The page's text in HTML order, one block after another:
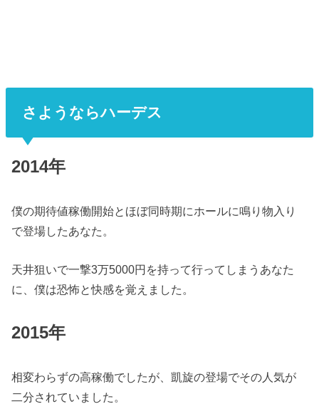
さようならハーデス
2014年
僕の期待値稼働開始とほぼ同時期にホールに鳴り物入り
で登場したあなた。
天井狙いで一撃3万5000円を持って行ってしまうあなた
に、僕は恐怖と快感を覚えました。
2015年
相変わらずの高稼働でしたが、凱旋の登場でその人気が
二分されていました。